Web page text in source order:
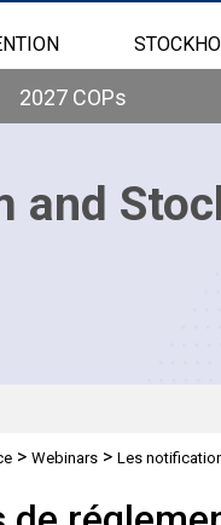
2027 COPs
and
> Webinars> Les